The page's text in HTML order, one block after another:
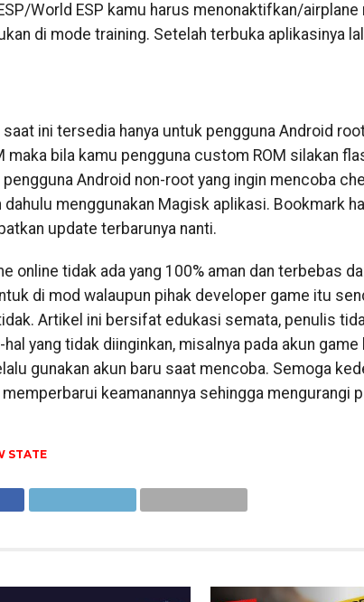
World ESP kamu harus menonaktifkan/airplane
di mode training. Setelah terbuka aplikasinya
ini tersedia hanya untuk pengguna Android
bila kamu pengguna custom ROM silakan
Android non-root yang ingin mencoba
menggunakan Magisk aplikasi. Bookmark
update terbarunya nanti.
online tidak ada yang 100% aman dan terbebas
di mod walaupun pihak developer game itu
Artikel ini bersifat edukasi semata, penulis
yang tidak diinginkan, misalnya pada akun game
gunakan akun baru saat mencoba. Semoga
keamanannya sehingga mengurangi
STATE